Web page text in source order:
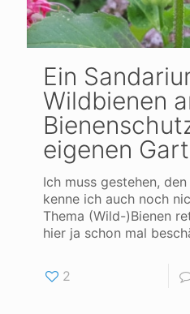
Ein
Wildbienen
eigenen
Ich muss gestehen,
kenne ich auch noch
Thema (Wild-)Bienen
hier ja schon mal
2